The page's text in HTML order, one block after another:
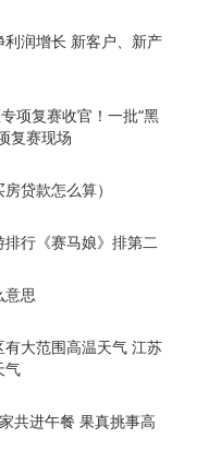
润增长 新客户、新产
项复赛收官！一批“黑
复赛现场
贷款怎么算）
行《赛马娘》排第二
意思
大范围高温天气 江苏
气
共进午餐 果真挑事高